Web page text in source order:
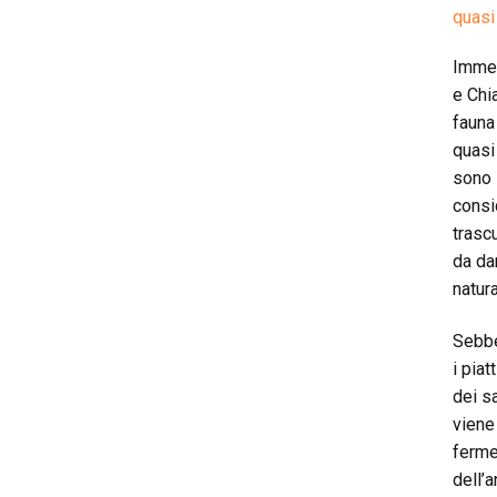
e
sono
da
i
dei